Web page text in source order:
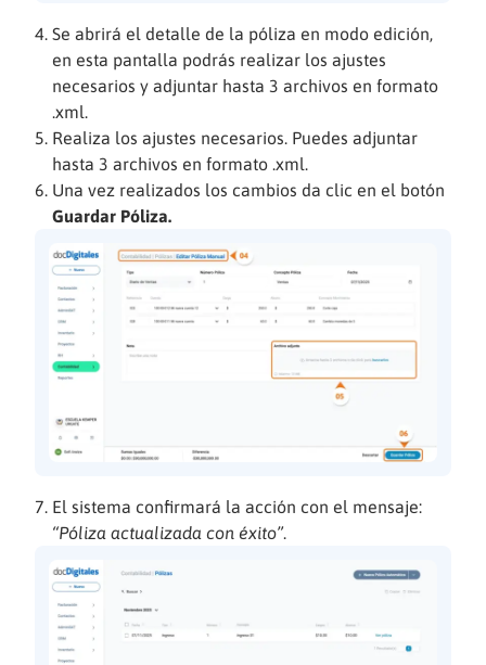
Se abrirá el detalle de la póliza en modo edición,
en esta pantalla podrás realizar los ajustes
necesarios y adjuntar hasta 3 archivos en formato
.xml.
Realiza los ajustes necesarios. Puedes adjuntar
hasta 3 archivos en formato .xml.
Una vez realizados los cambios da clic en el botón
Guardar Póliza.
El sistema confirmará la acción con el mensaje:
“Póliza actualizada con éxito”.